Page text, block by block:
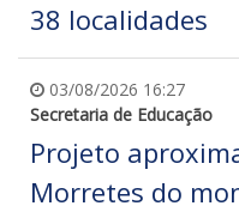
38 localidades
03/08/2026 16:27
Secretaria de Educação
Projeto
Morretes do